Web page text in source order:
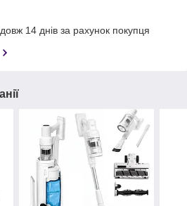
14 днів за рахунок покупця